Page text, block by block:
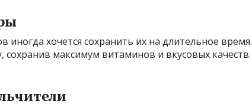
иногда хочется сохранить их на длительное время.
максимум витаминов и вкусовых качеств.